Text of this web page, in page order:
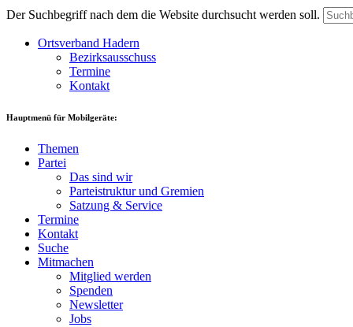
Der Suchbegriff nach dem die Website durchsucht werden soll.
Ortsverband Hadern
Bezirksausschuss
Termine
Kontakt
Hauptmenü für Mobilgeräte:
Themen
Partei
Das sind wir
Parteistruktur und Gremien
Satzung & Service
Termine
Kontakt
Suche
Mitmachen
Mitglied werden
Spenden
Newsletter
Jobs